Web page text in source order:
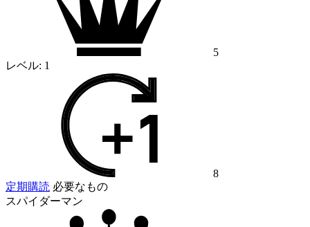
5
レベル: 1
8
定期購読 必要なもの
スパイダーマン